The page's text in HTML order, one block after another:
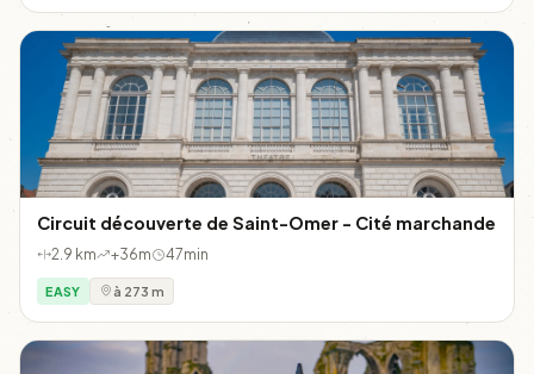
Circuit découverte de Saint-Omer - Cité marchande
2.9 km +36m 47min
EASY à 273 m